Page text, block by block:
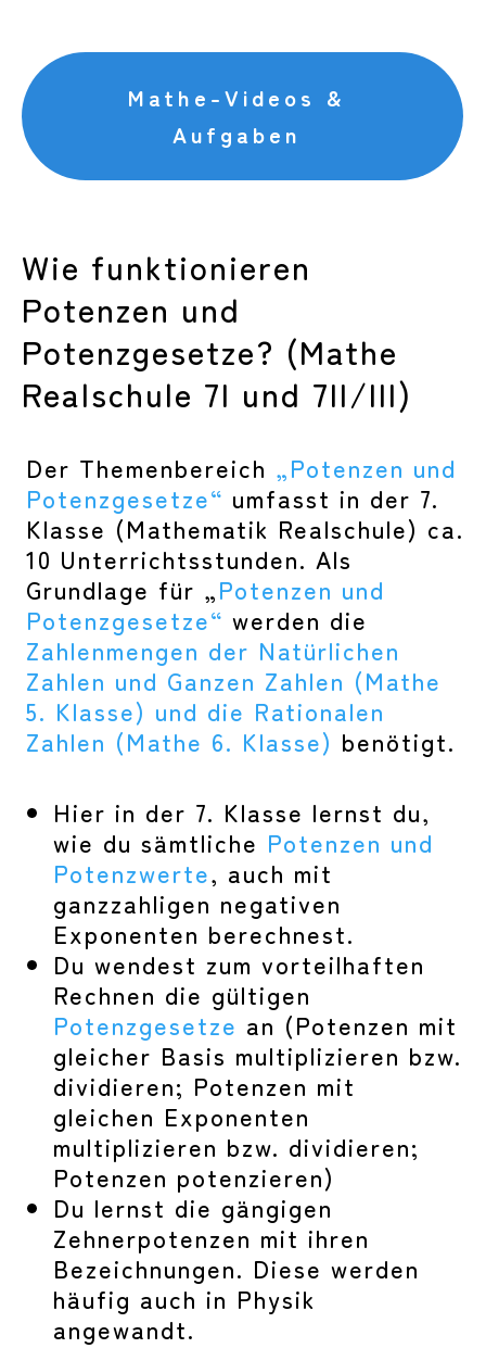
Mathe-Videos &
Aufgaben
Wie funktionieren
Potenzen und
Potenzgesetze? (Mathe
Realschule 7I und 7II/III)
Der Themenbereich „Potenzen und
Potenzgesetze“ umfasst in der 7.
Klasse (Mathematik Realschule) ca.
10 Unterrichtsstunden. Als
Grundlage für „Potenzen und
Potenzgesetze“ werden die
Zahlenmengen der Natürlichen
Zahlen und Ganzen Zahlen (Mathe
5. Klasse) und die Rationalen
Zahlen (Mathe 6. Klasse) benötigt.
Hier in der 7. Klasse lernst du,
wie du sämtliche Potenzen und
Potenzwerte, auch mit
ganzzahligen negativen
Exponenten berechnest.
Du wendest zum vorteilhaften
Rechnen die gültigen
Potenzgesetze an (Potenzen mit
gleicher Basis multiplizieren bzw.
dividieren; Potenzen mit
gleichen Exponenten
multiplizieren bzw. dividieren;
Potenzen potenzieren)
Du lernst die gängigen
Zehnerpotenzen mit ihren
Bezeichnungen. Diese werden
häufig auch in Physik
angewandt.